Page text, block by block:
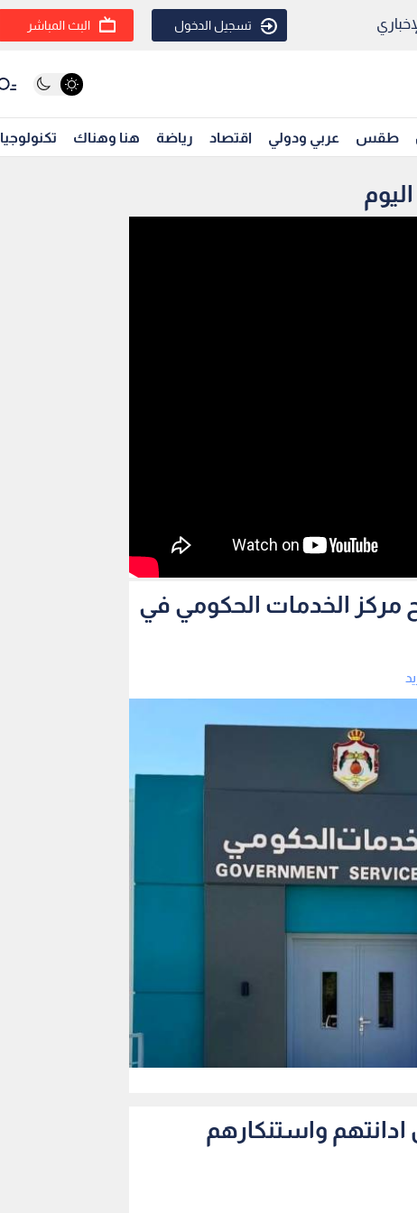
تسجيل الدخول البث المباشر
طقس عربي ودولي اقتصاد رياضة هنا وهناك تكنولوجيا
افتتاح مركز الخدمات الحكومي في
ادانتهم واستنكارهم